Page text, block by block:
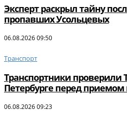
Эксперт раскрыл тайну
пропавших Усольцевых
06.08.2026 09:50
Транспорт
Транспортники проверили
Петербурге перед
06.08.2026 09:23